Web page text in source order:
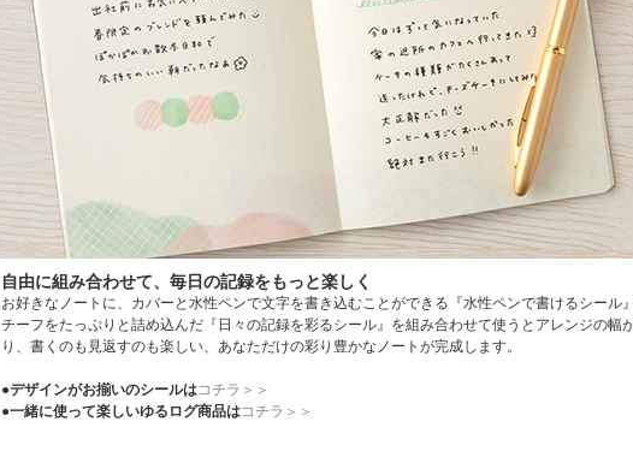
自由に組み合わせて、毎日の記録をもっと楽しく
お好きなノートに、カバーと水性ペンで文字を書き込むことができる『水性ペンで書けるシール
チーフをたっぷりと詰め込んだ『日々の記録を彩るシール』を組み合わせて使うとアレンジの幅
り、書くのも見返すのも楽しい、あなただけの彩り豊かなノートが完成します。
●デザインがお揃いのシールはコチラ＞＞
●一緒に使って楽しいゆるログ商品はコチラ＞＞